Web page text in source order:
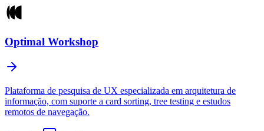
Optimal Workshop
Plataforma de pesquisa de UX especializada em arquitetura de
informação, com suporte a card sorting, tree testing e estudos
remotos de navegação.